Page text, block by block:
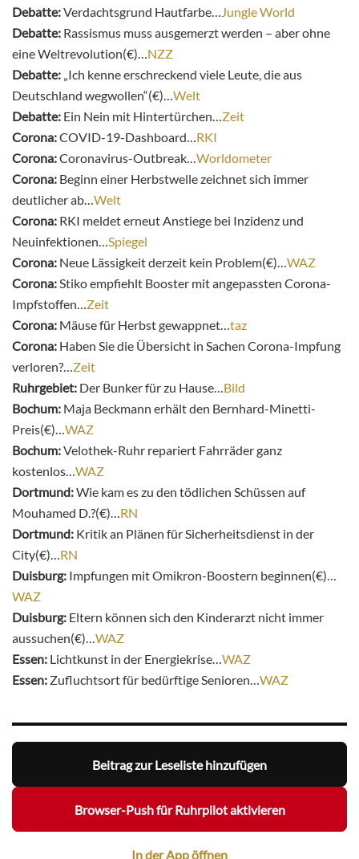
Debatte:Verdachtsgrund Hautfarbe…Jungle World
Debatte: Rassismus muss ausgemerzt werden – aber ohne
eine Weltrevolution(€)…NZZ
Debatte: „Ich kenne erschreckend viele Leute, die aus
Deutschland wegwollen“(€)…Welt
Debatte: Ein Nein mit Hintertürchen…Zeit
Corona:COVID-19-Dashboard…RKI
Corona:Coronavirus-Outbreak…Worldometer
Corona: Beginn einer Herbstwelle zeichnet sich immer
deutlicher ab…Welt
Corona: RKI meldet erneut Anstiege bei Inzidenz und
Neuinfektionen…Spiegel
Corona: Neue Lässigkeit derzeit kein Problem(€)…WAZ
Corona:Stiko empfiehlt Booster mit angepassten Corona-
Impfstoffen…Zeit
Corona: Mäuse für Herbst gewappnet…taz
Corona: Haben Sie die Übersicht in Sachen Corona-Impfung
verloren?…Zeit
Ruhrgebiet: Der Bunker für zu Hause…Bild
Bochum: Maja Beckmann erhält den Bernhard-Minetti-
Preis(€)…WAZ
Bochum:Velothek-Ruhr repariert Fahrräder ganz
kostenlos…WAZ
Dortmund:Wie kam es zu den tödlichen Schüssen auf
Mouhamed D.?(€)…RN
Dortmund: Kritik an Plänen für Sicherheitsdienst in der
City(€)…RN
Duisburg: Impfungen mit Omikron-Boostern beginnen(€)…
WAZ
Duisburg: Eltern können sich den Kinderarzt nicht immer
aussuchen(€)…WAZ
Essen: Lichtkunst in der Energiekrise…WAZ
Essen: Zufluchtsort für bedürftige Senioren…WAZ
Beitrag zur Leseliste hinzufügen
Browser-Push für Ruhrpilot aktivieren
In der App öffnen